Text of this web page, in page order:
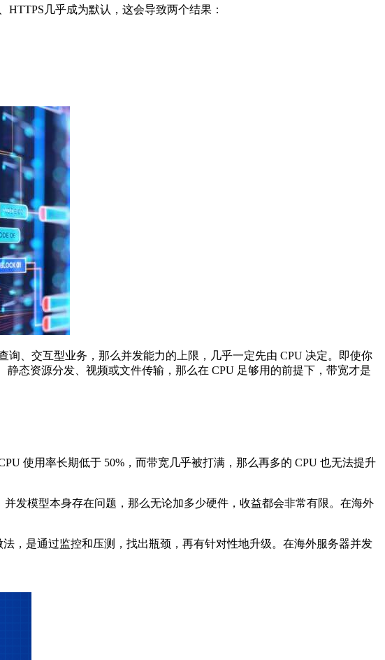
几乎成为默认，这会导致两个结果：
、交互型业务，那么并发能力的上限，几乎一定先由 CPU 决定。即使你
态资源分发、视频或文件传输，那么在 CPU 足够用的前提下，带宽才是
使用率长期低于 50%，而带宽几乎被打满，那么再多的 CPU 也无法提升
模型本身存在问题，那么无论加多少硬件，收益都会非常有限。在海外
是通过监控和压测，找出瓶颈，再有针对性地升级。在海外服务器并发